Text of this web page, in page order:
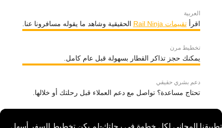
العربية
اقرأتقييمات Rail Ninja الحقيقية وشاهد ما يقوله مسافرونا عنا.
تخطيط مرن
يمكنك حجز تذاكر القطار بسهولة قبل عام كامل.
دعم بشري حقيقي
تحتاج مساعدة؟ تواصل مع دعم العملاء قبل رحلتك أو خلالها.
تطبيقنا المجاني لكل خطوة في رحلتك-لم يكن تخطيط السفر أسهل